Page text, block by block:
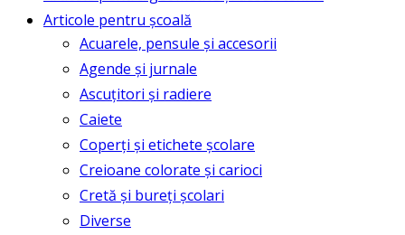
Articole pentru școală
Acuarele, pensule și accesorii
Agende și jurnale
Ascuțitori și radiere
Caiete
Coperți și etichete școlare
Creioane colorate și carioci
Cretă și bureți școlari
Diverse